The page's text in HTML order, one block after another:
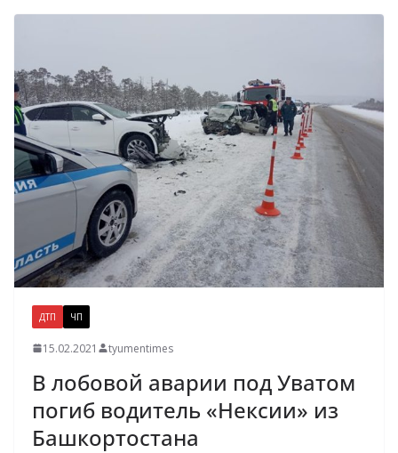
ДТП ЧП
15.02.2021 tyumentimes
В лобовой аварии под Уватом
погиб водитель «Нексии» из
Башкортостана